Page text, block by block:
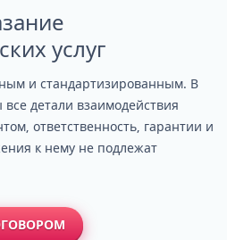
услуг
и стандартизированным. В
детали взаимодействия
ответственность, гарантии и
к нему не подлежат